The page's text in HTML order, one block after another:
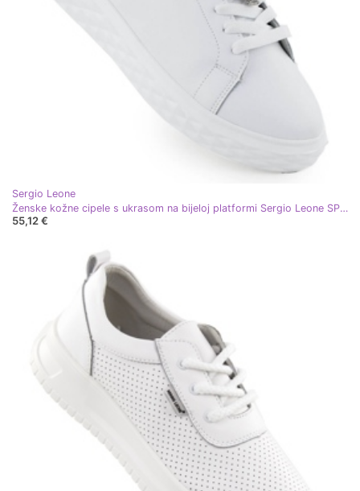
Sergio Leone
Ženske kožne cipele s ukrasom na bijeloj platformi Sergio Leone SP110 bijela
55,12 €